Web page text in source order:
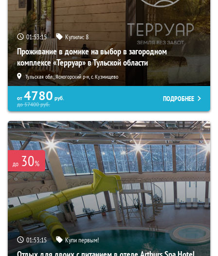
01:53:13 Купили:8
Проживание в домике на выбор в загородном
комплексе «Терруар» в Тульской области
Тульская обл., Ясногорский р-н, с. Кузмищево
от 4780 руб.
до57400руб.
ПОДРОБНЕЕ
до 30%
01:53:13 Купи первым!